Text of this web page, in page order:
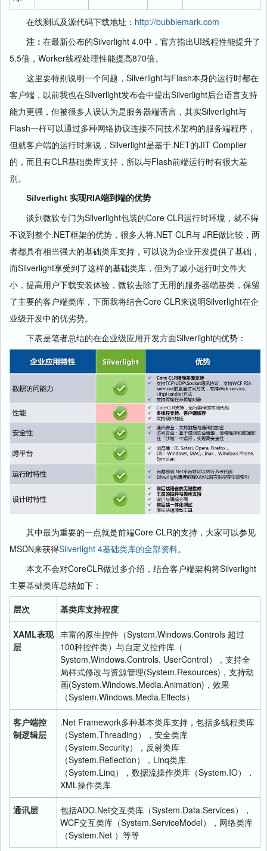
在线测试及源代码下载地址： http://bubblemark.com
注： 在最新公布的Silverlight 4.0中，官方指出UI线程性能提升了
5.5倍，Worker线程处理性能提高870倍。
这里要特别说明一个问题，Silverlight与Flash本身的运行时都在
客户端，以前我也在Silverlight发布会中提出Silverlight后台语言支持
能力更强，但被很多人误认为是服务器端语言，其实Silverlight与
Flash一样可以通过多种网络协议连接不同技术架构的服务端程序，
但就客户端的运行时来说，Silverlight是基于.NET的JIT Compiler
的，而且有CLR基础类库支持，所以与Flash前端运行时有很大差
别。
Silverlight 实现RIA端到端的优势
谈到微软专门为Silverlight包装的Core CLR运行时环境，就不得
不说到整个.NET框架的优势，很多人将.NET CLR与 JRE做比较，两
者都具有相当强大的基础类库支持，可以说为企业开发提供了基础，
而Silverlight享受到了这样的基础类库，但为了减小运行时文件大
小，提高用户下载安装体验，微软去除了无用的服务器端基类，保留
了主要的客户端类库，下面我将结合Core CLR来说明Silverlight在企
业级开发中的优劣势。
下表是笔者总结的在企业级应用开发方面Silverlight的优势：
其中最为重要的一点就是前端Core CLR的支持，大家可以参见
MSDN来获得Silverlight 4基础类库的全部资料。
本文不会对CoreCLR做过多介绍，结合客户端架构将Silverlight
主要基础类库总结如下：
层次
基类库支持程度
XAML表现
层
丰富的原生控件（System.Windows.Controls 超过
100种控件类）与自定义控件库（
System.Windows.Controls. UserControl），支持全
局样式修改与资源管理(System.Resources)，支持动
画(System.Windows.Media.Animation)，效果
（System.Windows.Media.Effects）
客户端控
制逻辑层
.Net Framework多种基本类库支持，包括多线程类库
（System.Threading），安全类库
（System.Security），反射类库
（System.Reflection），Linq类库
（System.Linq），数据流操作类库（System.IO），
XML操作类库
通讯层
包括ADO.Net交互类库（System.Data.Services），
WCF交互类库（System.ServiceModel），网络类库
（System.Net ）等等